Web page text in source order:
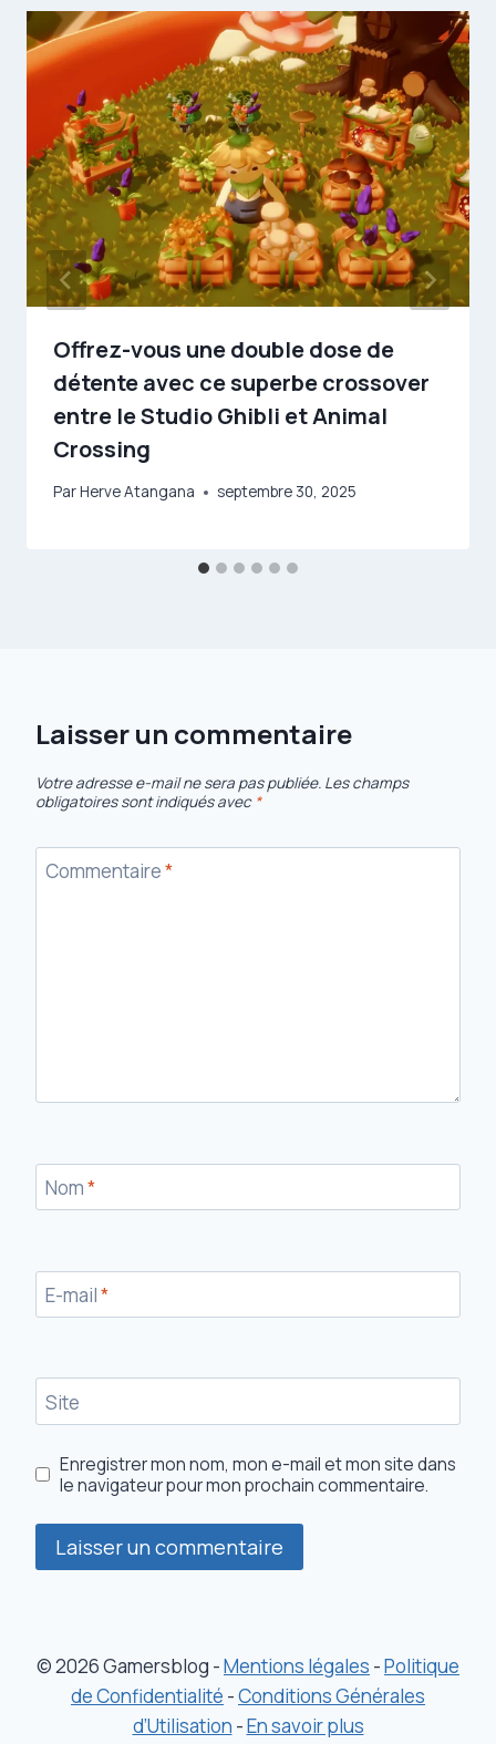
Offrez-vous une double dose de
détente avec ce superbe crossover
entre le Studio Ghibli et Animal
Crossing
ParHerve Atangana septembre 30, 2025
Laisser un commentaire
Votre adresse e-mail ne sera pas publiée. Les champs
obligatoires sont indiqués avec *
Commentaire*
Nom*
E-mail*
Site
Enregistrer mon nom, mon e-mail et mon site dans
le navigateur pour mon prochain commentaire.
© 2026 Gamersblog -Mentions légales -Politique
de Confidentialité -Conditions Générales
d’Utilisation -En savoir plus